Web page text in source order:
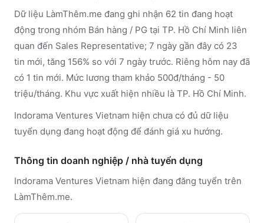
Dữ liệu LàmThêm.me đang ghi nhận 62 tin đang hoạt
động trong nhóm Bán hàng / PG tại TP. Hồ Chí Minh liên
quan đến Sales Representative; 7 ngày gần đây có 23
tin mới, tăng 156% so với 7 ngày trước. Riêng hôm nay đã
có 1 tin mới. Mức lương tham khảo 500đ/tháng - 50
triệu/tháng. Khu vực xuất hiện nhiều là TP. Hồ Chí Minh.
Indorama Ventures Vietnam hiện chưa có đủ dữ liệu
tuyển dụng đang hoạt động để đánh giá xu hướng.
Thông tin doanh nghiệp / nhà tuyển dụng
Indorama Ventures Vietnam hiện đang đăng tuyển trên
LàmThêm.me.